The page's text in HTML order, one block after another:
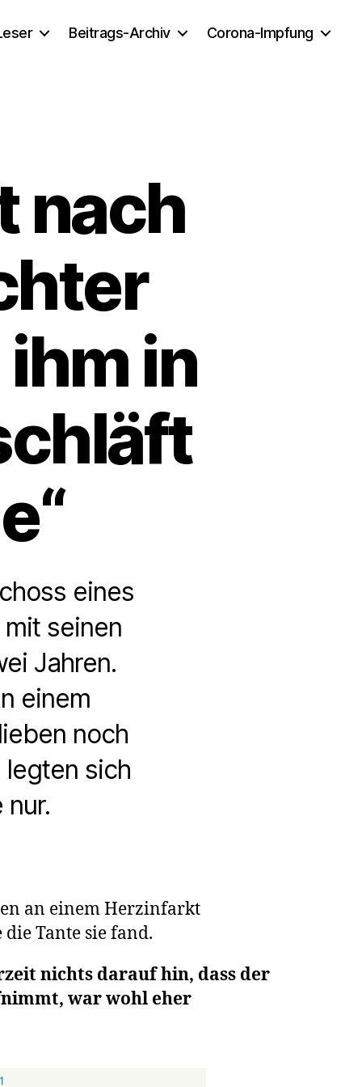
Beitrags-Archiv Corona-Impfung
nach
in
eines
seinen
Jahren.
einem
noch
legten sich
an einem Herzinfarkt
Tante sie fand.
nichts darauf hin, dass der
war wohl eher